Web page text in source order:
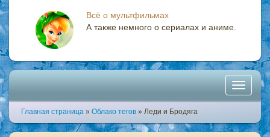
Всё о мультфильмах
А также немного о сериалах и аниме.
Toggle
Главная страница » Облако тегов » Леди и Бродяга